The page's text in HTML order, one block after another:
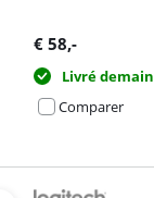
€ 58,-
Livré demain
Comparer